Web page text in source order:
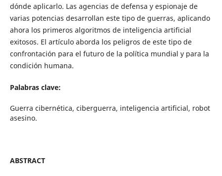
dónde aplicarlo. Las agencias de defensa y espionaje de
varias potencias desarrollan este tipo de guerras, aplicando
ahora los primeros algoritmos de inteligencia artificial
exitosos. El artículo aborda los peligros de este tipo de
confrontación para el futuro de la política mundial y para la
condición humana.
Palabras clave:
Guerra cibernética, ciberguerra, inteligencia artificial, robot
asesino.
ABSTRACT